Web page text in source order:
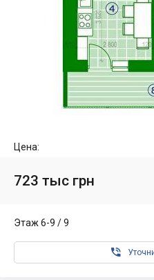
Цена:
723 тыс грн
Этаж 6-9 / 9
